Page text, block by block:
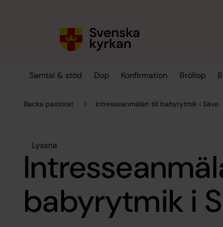
Samtal & stöd Dop Konfirmation Bröllop
Backa pastorat Intresseanmälan till babyrytmik i Säve
Lyssna
babyrytmik i